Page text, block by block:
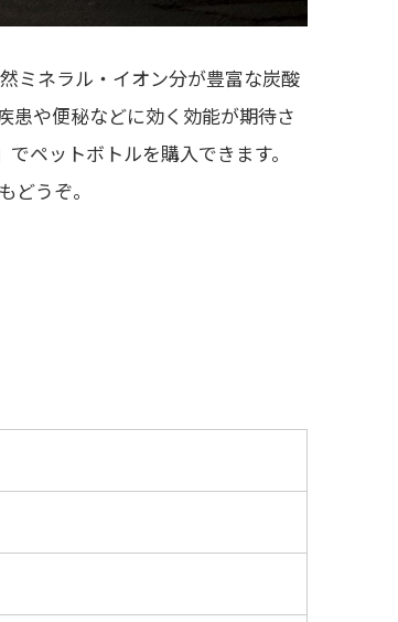
ミネラル・イオン分が豊富な炭酸
患や便秘などに効く効能が期待さ
ペットボトルを購入できます。
どうぞ。